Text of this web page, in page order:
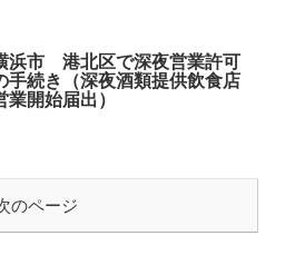
浜市 港北区で深夜営業許可
手続き（深夜酒類提供飲食店
業開始届出）
のページ